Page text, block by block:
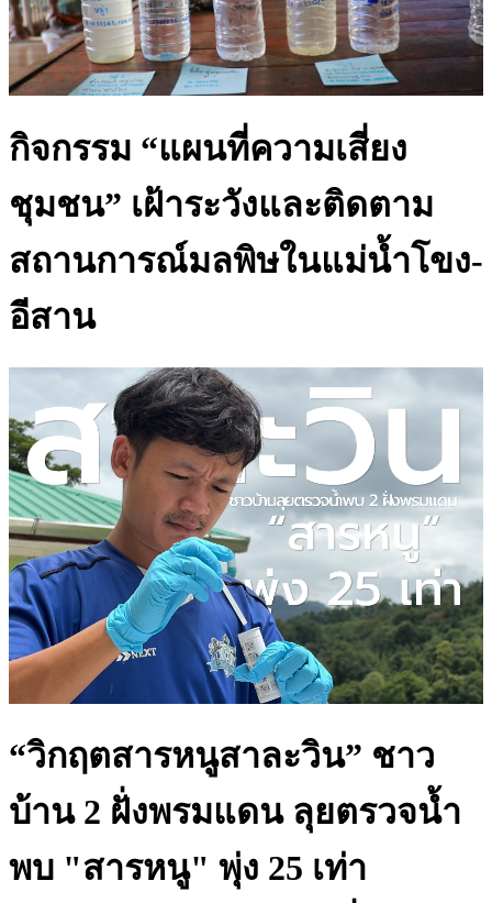
กิจกรรม “แผนที่ความเสี่ยง
ชุมชน” เฝ้าระวังและติดตาม
สถานการณ์มลพิษในแม่น้ำโขง-
อีสาน
“วิกฤตสารหนูสาละวิน” ชาว
บ้าน 2 ฝั่งพรมแดน ลุยตรวจน้ำ
พบ "สารหนู" พุ่ง 25 เท่า